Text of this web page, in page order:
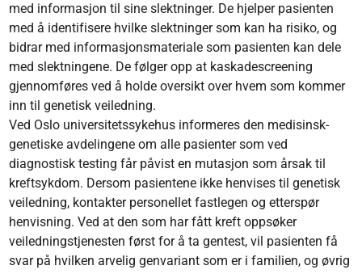
med informasjon til sine slektninger. De hjelper pasienten
med å identifisere hvilke slektninger som kan ha risiko, og
bidrar med informasjonsmateriale som pasienten kan dele
med slektningene. De følger opp at kaskadescreening
gjennomføres ved å holde oversikt over hvem som kommer
inn til genetisk veiledning.
Ved Oslo universitetssykehus informeres den medisinsk-
genetiske avdelingene om alle pasienter som ved
diagnostisk testing får påvist en mutasjon som årsak til
kreftsykdom. Dersom pasientene ikke henvises til genetisk
veiledning, kontakter personellet fastlegen og etterspør
henvisning. Ved at den som har fått kreft oppsøker
veiledningstjenesten først for å ta gentest, vil pasienten få
svar på hvilken arvelig genvariant som er i familien, og øvrig